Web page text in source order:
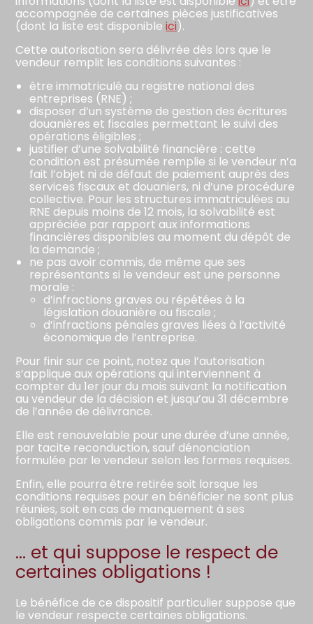
accompagnée de certaines pièces justificatives
(dont la liste est disponibleici).
Cette autorisation sera délivrée dès lors que le
vendeur remplit les conditions suivantes :
être immatriculé au registre national des
entreprises (RNE) ;
disposer d’un système de gestion des écritures
douanières et fiscales permettant le suivi des
opérations éligibles ;
justifier d’une solvabilité financière : cette
condition est présumée remplie si le vendeur n’a
fait l’objet ni de défaut de paiement auprès des
services fiscaux et douaniers, ni d’une procédure
collective. Pour les structures immatriculées au
RNE depuis moins de 12 mois, la solvabilité est
appréciée par rapport aux informations
financières disponibles au moment du dépôt de
la demande ;
ne pas avoir commis, de même que ses
représentants si le vendeur est une personne
morale :
d’infractions graves ou répétées à la
législation douanière ou fiscale ;
d’infractions pénales graves liées à l’activité
économique de l’entreprise.
Pour finir sur ce point, notez que l’autorisation
s’applique aux opérations qui interviennent à
compter du 1er jour du mois suivant la notification
au vendeur de la décision et jusqu’au 31 décembre
de l’année de délivrance.
Elle est renouvelable pour une durée d’une année,
par tacite reconduction, sauf dénonciation
formulée par le vendeur selon les formes requises.
Enfin, elle pourra être retirée soit lorsque les
conditions requises pour en bénéficier ne sont plus
réunies, soit en cas de manquement à ses
obligations commis par le vendeur.
… et qui suppose le respect de
certaines obligations !
Le bénéfice de ce dispositif particulier suppose que
le vendeur respecte certaines obligations.